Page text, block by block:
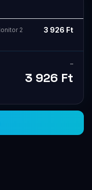
2
3 926 Ft
–
3 926 Ft